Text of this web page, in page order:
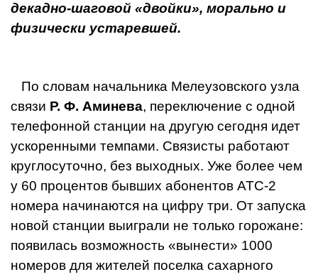
декадно-шаговой «двойки», морально и
физически устаревшей.
По словам начальника Мелеузовского узла
связи Р. Ф. Аминева, переключение с одной
телефонной станции на другую сегодня идет
уско­ренными темпами. Связисты работают
круглосуточно, без выходных. Уже более чем
у 60 процентов бывших абонентов АТС-2
номера начинаются на цифру три. От запуска
новой станции выиграли не только горожане:
появилась возмож­ность «вынести» 1000
номе­ров для жителей поселка са­харного